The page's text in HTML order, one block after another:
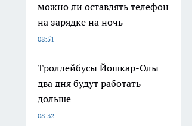
можно ли оставлять телефон
на зарядке на ночь
08:51
Троллейбусы Йошкар-Олы
два дня будут работать
дольше
08:32